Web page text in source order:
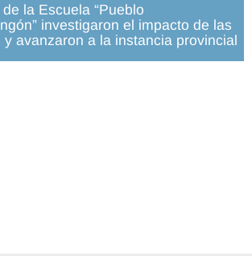
la Escuela “Pueblo
investigaron el impacto de las
y avanzaron a la instancia provincial